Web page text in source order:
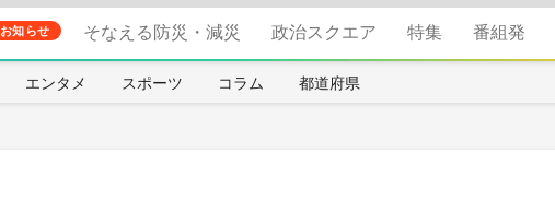
お知らせ そなえる防災・減災 政治スクエア 特集 番組発
エンタメ スポーツ コラム 都道府県